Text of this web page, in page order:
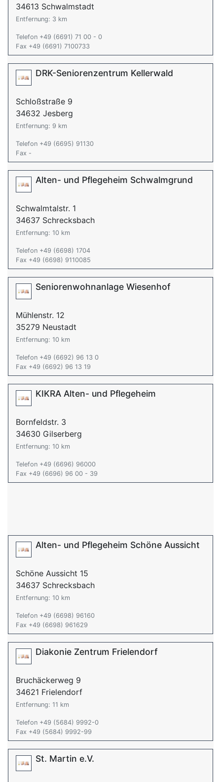
34613 Schwalmstadt
Entfernung: 3 km
Telefon +49 (6691) 71 00 - 0
Fax +49 (6691) 7100733
DRK-Seniorenzentrum Kellerwald
Schloßstraße 9
34632 Jesberg
Entfernung: 9 km
Telefon +49 (6695) 91130
Fax -
Alten- und Pflegeheim Schwalmgrund
Schwalmtalstr. 1
34637 Schrecksbach
Entfernung: 10 km
Telefon +49 (6698) 1704
Fax +49 (6698) 9110085
Seniorenwohnanlage Wiesenhof
Mühlenstr. 12
35279 Neustadt
Entfernung: 10 km
Telefon +49 (6692) 96 13 0
Fax +49 (6692) 96 13 19
KIKRA Alten- und Pflegeheim
Bornfeldstr. 3
34630 Gilserberg
Entfernung: 10 km
Telefon +49 (6696) 96000
Fax +49 (6696) 96 00 - 39
Alten- und Pflegeheim Schöne Aussicht
Schöne Aussicht 15
34637 Schrecksbach
Entfernung: 10 km
Telefon +49 (6698) 96160
Fax +49 (6698) 961629
Diakonie Zentrum Frielendorf
Bruchäckerweg 9
34621 Frielendorf
Entfernung: 11 km
Telefon +49 (5684) 9992-0
Fax +49 (5684) 9992-99
St. Martin e.V.